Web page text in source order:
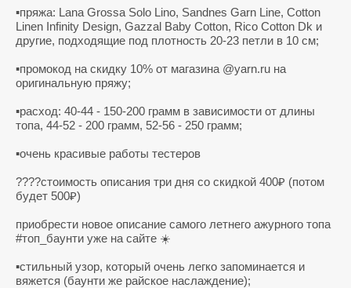
▪️пряжа: Lana Grossa Solo Lino, Sandnes Garn Line, Cotton
Linen Infinity Design, Gazzal Baby Cotton, Rico Cotton Dk и
другие, подходящие под плотность 20-23 петли в 10 см;
▪️промокод на скидку 10% от магазина @yarn.ru на
оригинальную пряжу;
▪️расход: 40-44 - 150-200 грамм в зависимости от длины
топа, 44-52 - 200 грамм, 52-56 - 250 грамм;
▪️очень красивые работы тестеров
????стоимость описания три дня со скидкой 400₽ (потом
будет 500₽)
приобрести новое описание самого летнего ажурного топа
#топ_баунти уже на сайте ☀️
▪️стильный узор, который очень легко запоминается и
вяжется (баунти же райское наслаждение);